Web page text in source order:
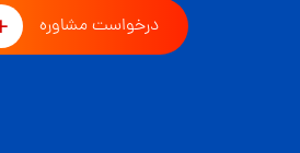
درخواست مشاوره